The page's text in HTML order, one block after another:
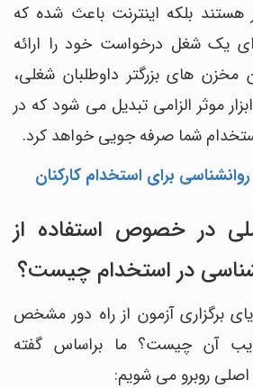
هستند بلکه اینترنت باعث شده که
یک شغل درخواست خود را ارائه
مخزن های بزرگتر داوطلبان شغلی،
موثر الزامی تبدیل می شود که در
شما صرفه جویی خواهد کرد.
برای استخدام کارکنان
در خصوص استفاده از
در استخدام چیست؟
برگزاری آزمون از راه دور مشخص
آن چیست؟ ما براساس گفته
اصلی روبرو می شویم: